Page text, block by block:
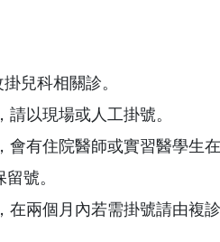
兒科相關診。
以現場或人工掛號。
會有住院醫師或實習醫學生
號。
在兩個月內若需掛號請由複